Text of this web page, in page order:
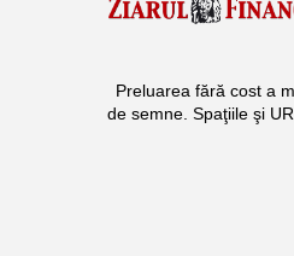
Preluarea fără cost a
de semne. Spaţiile şi